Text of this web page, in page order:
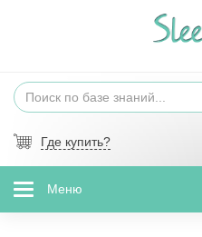
Где купить?
Меню